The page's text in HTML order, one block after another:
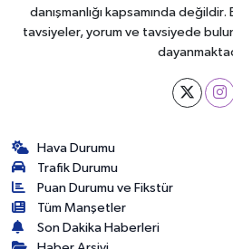
danışmanlığı kapsamında
tavsiyeler, yorum ve tavsiyede
Hava Durumu
Trafik Durumu
Puan Durumu ve Fikstür
Tüm Manşetler
Son Dakika Haberleri